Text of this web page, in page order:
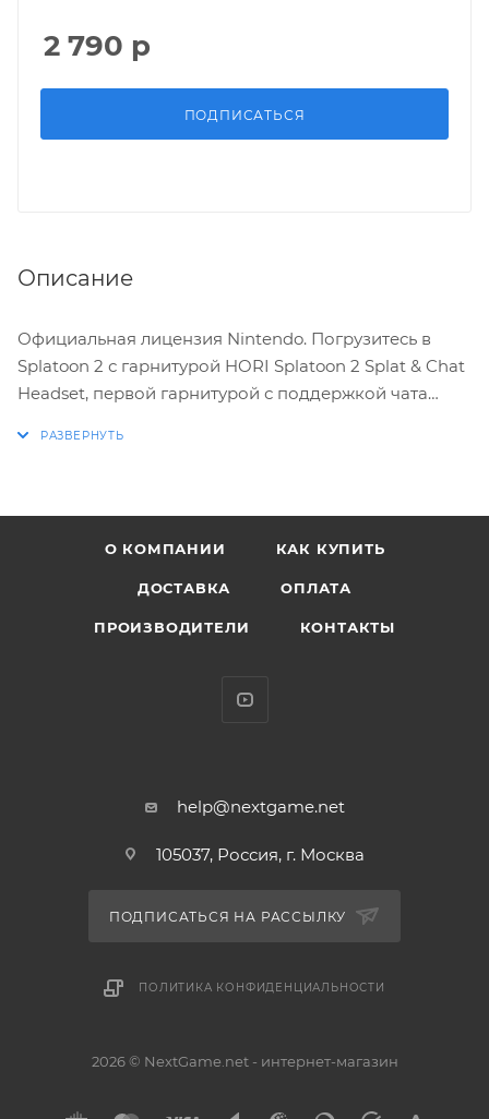
2 790 р
ПОДПИСАТЬСЯ
Описание
Официальная лицензия Nintendo. Погрузитесь в
Splatoon 2 с гарнитурой HORI Splatoon 2 Splat & Chat
Headset, первой гарнитурой с поддержкой чата
время битвы! Эта гарнитура была разработана как
копия внутриигровой гарнитуры персонажа Inkling,
пластины, отражающие вашу индивидуальность.
одночасье во время многопользовательского
Съемный микрофон.
Официальная лицензия Nintendo.
О КОМПАНИИ КАК КУПИТЬ
ДОСТАВКА ОПЛАТА
ПРОИЗВОДИТЕЛИ КОНТАКТЫ
help@nextgame.net
105037, Россия, г. Москва
ПОДПИСАТЬСЯ НА РАССЫЛКУ
ПОЛИТИКА КОНФИДЕНЦИАЛЬНОСТИ
2026 © NextGame.net - интернет-магазин